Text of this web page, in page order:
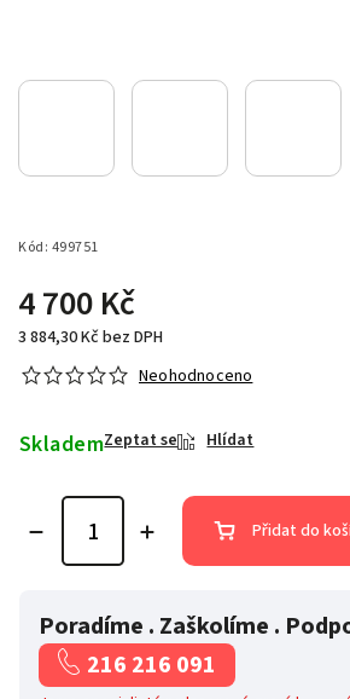
Kód: 499751
4 700 Kč
3 884,30 Kč bez DPH
Neohodnoceno
SklademZeptat se Hlídat
Přidat do
Poradíme . Zaškolíme .
216 216 091